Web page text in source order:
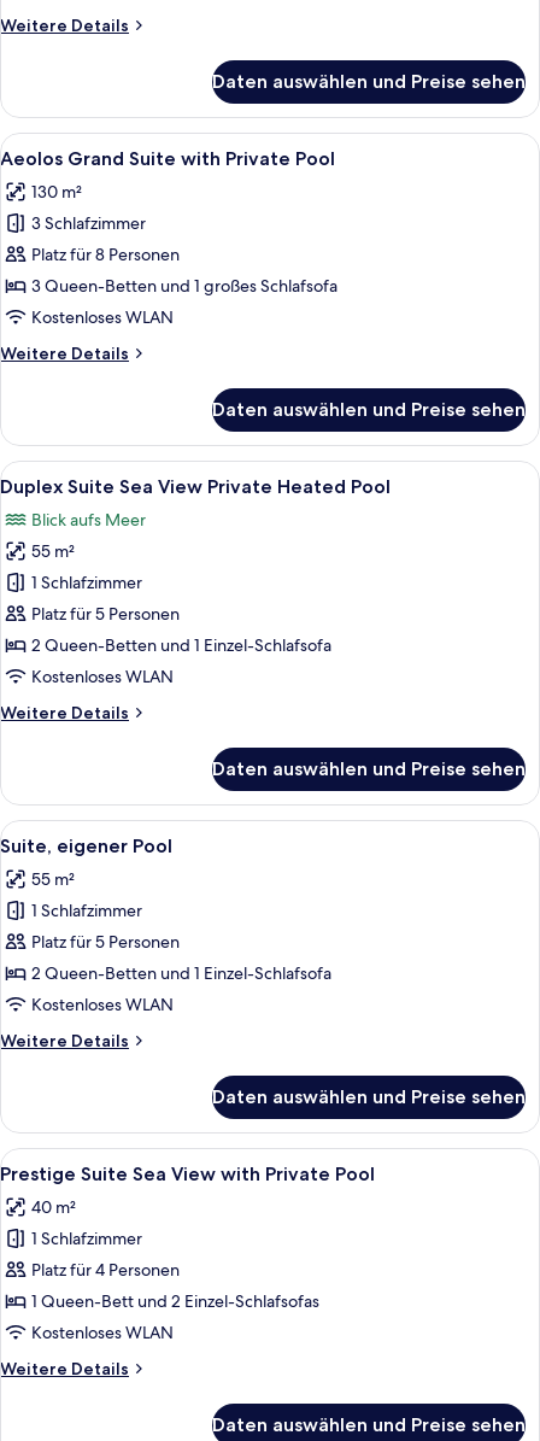
Weitere Details
Weitere
Suite,
eigener
Pool,
Daten auswählen und Preise sehen
Alle
Fotos
für
Aeolos
Grand
Suite
with
Pool
Ein modernes Schlafzimmer mit
10
Aeolos Grand Suite with Private Pool
130 m²
3 Schlafzimmer
Platz für 8 Personen
3 Queen-Betten und 1 großes Schlafsofa
Kostenloses WLAN
Weitere Details
Weitere
Grand
Suite
with
Private
Pool
Daten auswählen und Preise sehen
Alle
Fotos
für
Duplex
Suite
Sea
View
Private
Pool
Ein modernes Wohnzimmer mit
24
Duplex Suite Sea View Private Heated Pool
Blick aufs Meer
55 m²
1 Schlafzimmer
Platz für 5 Personen
2 Queen-Betten und 1 Einzel-Schlafsofa
Kostenloses WLAN
Weitere Details
Weitere
Suite
Sea
View
Heated
Pool
Daten auswählen und Preise sehen
Alle
Fotos
für
Suite,
eigener
Pool
anzeigen
Eine moderne Küche mit weißen
25
Suite, eigener Pool
55 m²
1 Schlafzimmer
Platz für 5 Personen
2 Queen-Betten und 1 Einzel-Schlafsofa
Kostenloses WLAN
Weitere Details
Weitere
eigener
Pool
Daten auswählen und Preise sehen
Alle
Fotos
für
Prestige
Suite
Sea
View
Private
Prestige Suite Sea View with
12
Prestige Suite Sea View with Private Pool
40 m²
1 Schlafzimmer
Platz für 4 Personen
1 Queen-Bett und 2 Einzel-Schlafsofas
Kostenloses WLAN
Weitere Details
Weitere
Daten auswählen und Preise sehen